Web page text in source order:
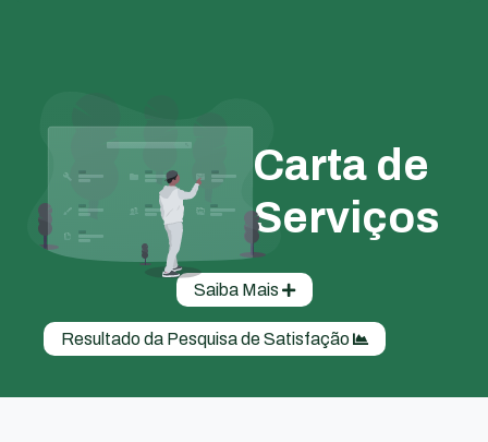
Carta de
Serviços
Saiba Mais
Resultado da Pesquisa de Satisfação